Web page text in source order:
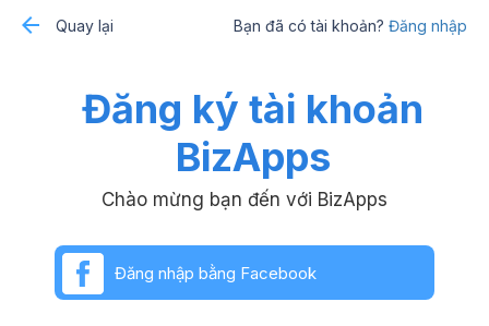
Quay lại Bạn đã có tài khoản? Đăng nhập
Đăng ký tài khoản
BizApps
Chào mừng bạn đến với BizApps
Đăng nhập bằng Facebook